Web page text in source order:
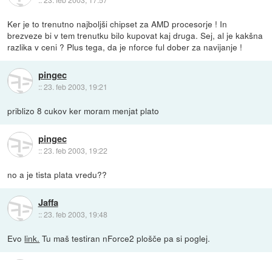
Ker je to trenutno najboljši chipset za AMD procesorje ! In
brezveze bi v tem trenutku bilo kupovat kaj druga. Sej, al je kakšna
razlika v ceni ? Plus tega, da je nforce ful dober za navijanje !
pingec
::23. feb 2003, 19:21
priblizo 8 cukov ker moram menjat plato
pingec
::23. feb 2003, 19:22
no a je tista plata vredu??
Jaffa
::23. feb 2003, 19:48
Evo link. Tu maš testiran nForce2 plošče pa si poglej.